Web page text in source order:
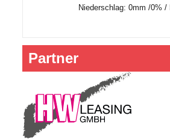
Niederschlag: 0mm /0% /
Partner